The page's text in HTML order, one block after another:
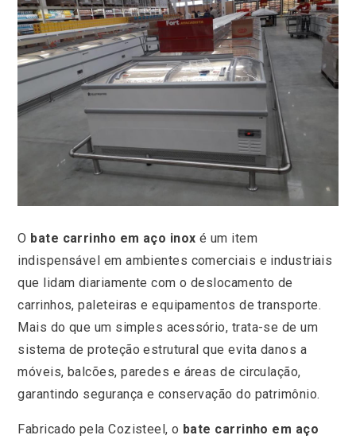
O bate carrinho em aço inox é um item
indispensável em ambientes comerciais e industriais
que lidam diariamente com o deslocamento de
carrinhos, paleteiras e equipamentos de transporte.
Mais do que um simples acessório, trata-se de um
sistema de proteção estrutural que evita danos a
móveis, balcões, paredes e áreas de circulação,
garantindo segurança e conservação do patrimônio.
Fabricado pela Cozisteel, o bate carrinho em aço